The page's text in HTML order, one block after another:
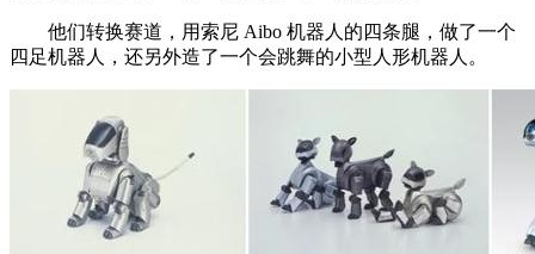
他们转换赛道，用索尼 Aibo 机器人的四条腿，做了一个
四足机器人，还另外造了一个会跳舞的小型人形机器人。